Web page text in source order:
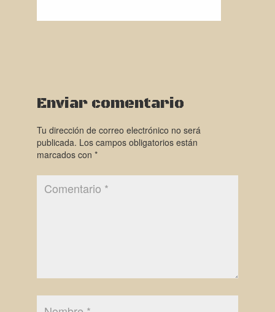
Enviar comentario
Tu dirección de correo electrónico no será
publicada. Los campos obligatorios están
marcados con *